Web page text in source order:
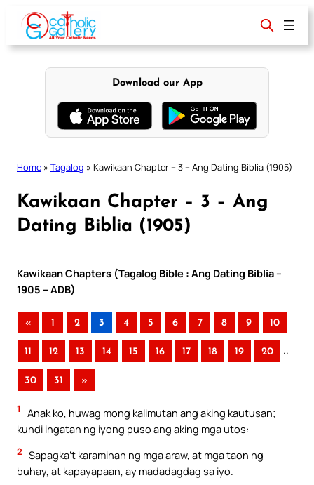
content
Download our App
Home » Tagalog » Kawikaan Chapter – 3 – Ang Dating Biblia (1905)
Kawikaan Chapter – 3 – Ang
Dating Biblia (1905)
Kawikaan Chapters (Tagalog Bible : Ang Dating Biblia –
1905 – ADB)
« 1 2 3 4 5 6 7 8 9 10
11 12 13 14 15 16 17 18 19 20 ..
30 31 »
1
Anak ko, huwag mong kalimutan ang aking kautusan;
kundi ingatan ng iyong puso ang aking mga utos:
2 Sapagka’t karamihan ng mga araw, at mga taon ng
buhay, at kapayapaan, ay madadagdag sa iyo.